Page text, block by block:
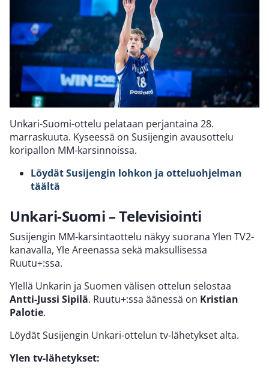
Unkari-Suomi-ottelu pelataan perjantaina 28.
marraskuuta. Kyseessä on Susijengin avausottelu
koripallon MM-karsinnoissa.
Löydät Susijengin lohkon ja otteluohjelman
täältä
Unkari-Suomi – Televisiointi
Susijengin MM-karsintaottelu näkyy suorana Ylen TV2-
kanavalla, Yle Areenassa sekä maksullisessa
Ruutu+:ssa.
Ylellä Unkarin ja Suomen välisen ottelun selostaa
Antti-Jussi Sipilä. Ruutu+:ssa äänessä on Kristian
Palotie.
Löydät Susijengin Unkari-ottelun tv-lähetykset alta.
Ylen tv-lähetykset: